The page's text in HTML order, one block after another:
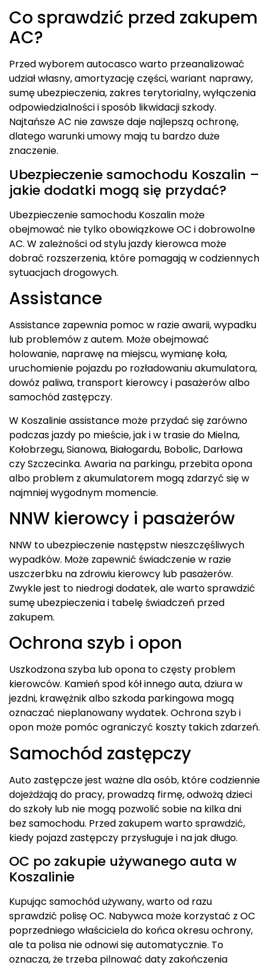
Co sprawdzić przed zakupem
AC?
Przed wyborem autocasco warto przeanalizować
udział własny, amortyzację części, wariant naprawy,
sumę ubezpieczenia, zakres terytorialny, wyłączenia
odpowiedzialności i sposób likwidacji szkody.
Najtańsze AC nie zawsze daje najlepszą ochronę,
dlatego warunki umowy mają tu bardzo duże
znaczenie.
Ubezpieczenie samochodu Koszalin –
jakie dodatki mogą się przydać?
Ubezpieczenie samochodu Koszalin może
obejmować nie tylko obowiązkowe OC i dobrowolne
AC. W zależności od stylu jazdy kierowca może
dobrać rozszerzenia, które pomagają w codziennych
sytuacjach drogowych.
Assistance
Assistance zapewnia pomoc w razie awarii, wypadku
lub problemów z autem. Może obejmować
holowanie, naprawę na miejscu, wymianę koła,
uruchomienie pojazdu po rozładowaniu akumulatora,
dowóz paliwa, transport kierowcy i pasażerów albo
samochód zastępczy.
W Koszalinie assistance może przydać się zarówno
podczas jazdy po mieście, jak i w trasie do Mielna,
Kołobrzegu, Sianowa, Białogardu, Bobolic, Darłowa
czy Szczecinka. Awaria na parkingu, przebita opona
albo problem z akumulatorem mogą zdarzyć się w
najmniej wygodnym momencie.
NNW kierowcy i pasażerów
NNW to ubezpieczenie następstw nieszczęśliwych
wypadków. Może zapewnić świadczenie w razie
uszczerbku na zdrowiu kierowcy lub pasażerów.
Zwykle jest to niedrogi dodatek, ale warto sprawdzić
sumę ubezpieczenia i tabelę świadczeń przed
zakupem.
Ochrona szyb i opon
Uszkodzona szyba lub opona to częsty problem
kierowców. Kamień spod kół innego auta, dziura w
jezdni, krawężnik albo szkoda parkingowa mogą
oznaczać nieplanowany wydatek. Ochrona szyb i
opon może pomóc ograniczyć koszty takich zdarzeń.
Samochód zastępczy
Auto zastępcze jest ważne dla osób, które codziennie
dojeżdżają do pracy, prowadzą firmę, odwożą dzieci
do szkoły lub nie mogą pozwolić sobie na kilka dni
bez samochodu. Przed zakupem warto sprawdzić,
kiedy pojazd zastępczy przysługuje i na jak długo.
OC po zakupie używanego auta w
Koszalinie
Kupując samochód używany, warto od razu
sprawdzić polisę OC. Nabywca może korzystać z OC
poprzedniego właściciela do końca okresu ochrony,
ale ta polisa nie odnowi się automatycznie. To
oznacza, że trzeba pilnować daty zakończenia